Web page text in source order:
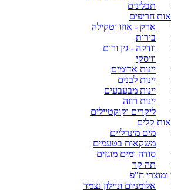
תבלינים
חריפים
ארק - אוזו וטקילה
בירות
וודקה - גין ורום
וויסקי
יינות אדומים
יינות לבנים
יינות מבעבעים
יינות רוזה
ליקרים וקוקטיילים
קלים
מים מינרליים
משקאות בטעמים
סודה ומים מוגזים
תה קר
ומוצרי ח"פ
אלומניום וניילון נצמד